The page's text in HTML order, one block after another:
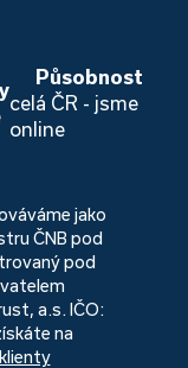
Působnost
celá ČR - jsme
online
jako
ČNB pod
pod
a.s. IČO:
na